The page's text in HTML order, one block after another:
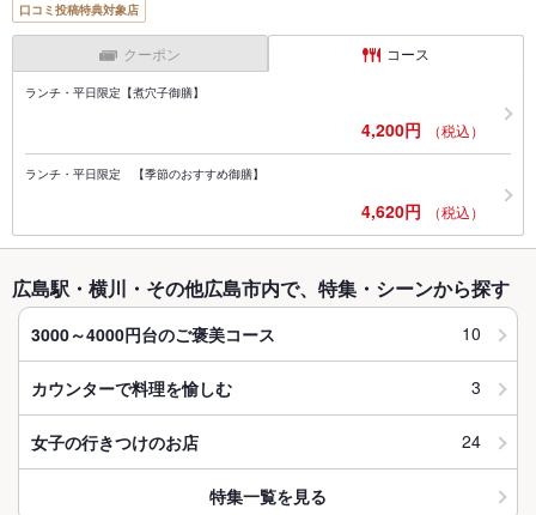
口コミ投稿特典対象店
クーポン コース
ランチ・平日限定【煮穴子御膳】
4,200円 （税込）
ランチ・平日限定 【季節のおすすめ御膳】
4,620円 （税込）
広島駅・横川・その他広島市内で、特集・シーンから探す
3000～4000円台のご褒美コース 10
カウンターで料理を愉しむ 3
女子の行きつけのお店 24
特集一覧を見る